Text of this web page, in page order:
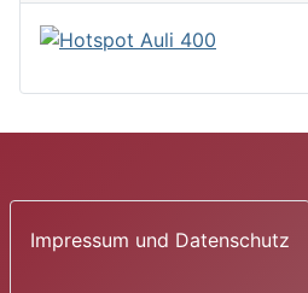
Impressum und Datenschutz